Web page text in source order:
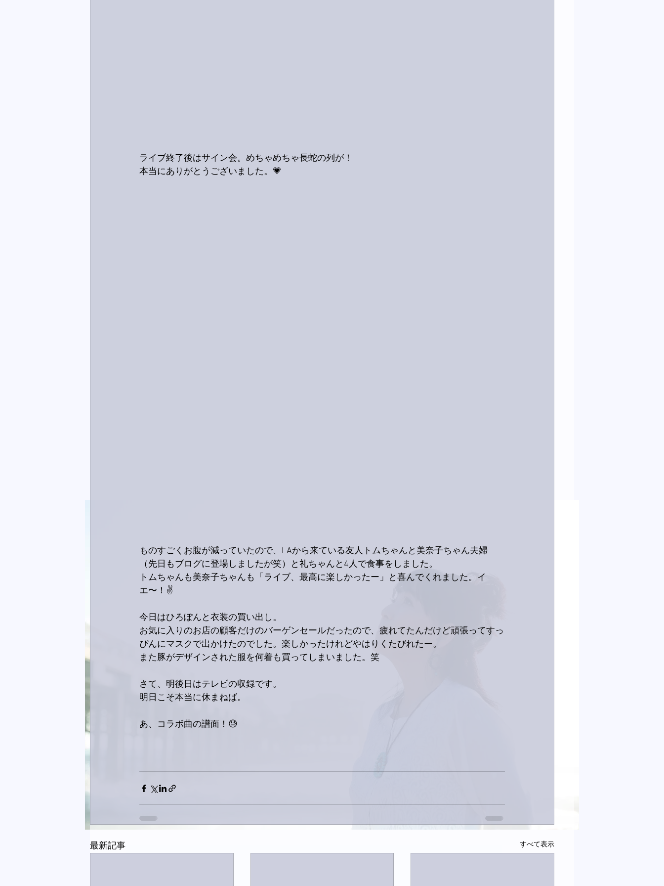
ライブ終了後はサイン会。めちゃめちゃ長蛇の列が！
本当にありがとうございました。💗
ものすごくお腹が減っていたので、LAから来ている友人トムちゃんと美奈子ちゃん夫婦
（先日もブログに登場しましたが笑）と礼ちゃんと4人で食事をしました。
トムちゃんも美奈子ちゃんも「ライブ、最高に楽しかったー」と喜んでくれました。イ
エ〜！✌️
今日はひろぽんと衣装の買い出し。
お気に入りのお店の顧客だけのバーゲンセールだったので、疲れてたんだけど頑張ってすっ
ぴんにマスクで出かけたのでした。楽しかったけれどやはりくたびれたー。
また豚がデザインされた服を何着も買ってしまいました。笑
さて、明後日はテレビの収録です。
明日こそ本当に休まねば。
あ、コラボ曲の譜面！😓
最新記事 すべて表示